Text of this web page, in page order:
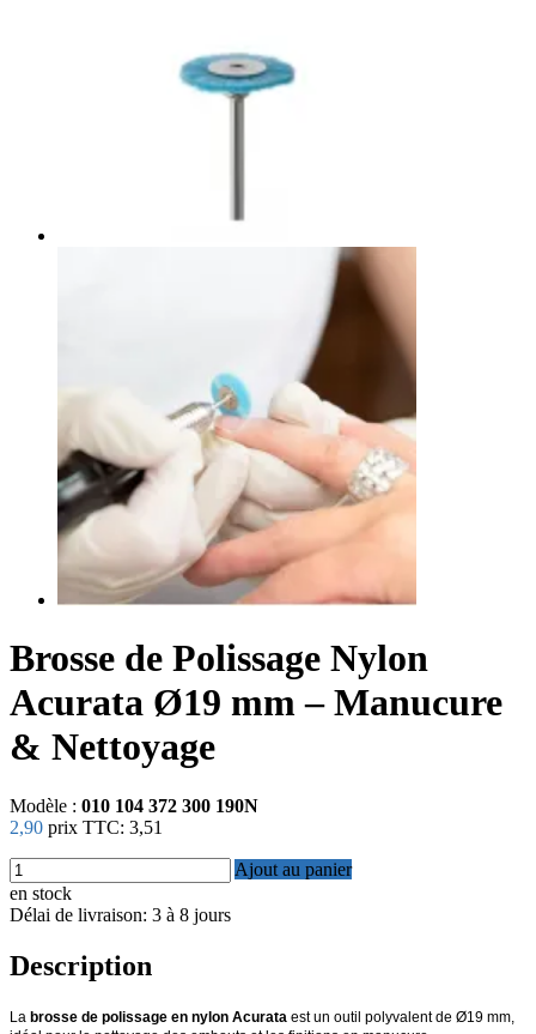
Brosse de Polissage Nylon
Acurata Ø19 mm – Manucure
& Nettoyage
Modèle : 010 104 372 300 190N
2,90 prix TTC: 3,51
Ajout au panier
en stock
Délai de livraison: 3 à 8 jours
Description
La brosse de polissage en nylon Acurata est un outil polyvalent de Ø19 mm,